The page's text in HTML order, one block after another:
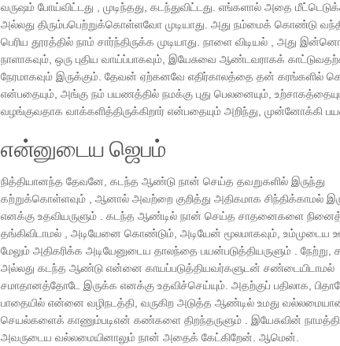
வருஷம் போய்விட்டது , முடிந்தது, கடந்துவிட்டது. எங்களால் அதை
அல்லது திரும்பபெற்றுக்கொள்ளவோ முடியாது. அது நம்மைக் கொண்டு
பெரிய தூரத்தில் நாம் சார்ந்திருக்க முடியாது. நாளை விடியல் , அது
நாளாகவும், ஒரு புதிய வாய்ப்பாகவும், இயேசுவை ஆண்டவராகக்
நேரமாகவும் இருக்கும். தேவன் ஏற்கனவே எதிர்காலத்தை தன் கரங்களில்
என்பதையும், அங்கு நம் பயணத்தில் நமக்கு புது பெலனையும்,
வழங்குவதாக வாக்களித்திருக்கிறார் என்பதையும் அறிந்து, முன்னோக்கி
என்னுடைய ஜெபம்
நித்தியானந்த தேவனே, கடந்த ஆண்டு நான் செய்த தவறுகளில் இருந்து
கற்றுக்கொள்ளவும் , ஆனால் அவற்றை குறித்து அதிகமாக சிந்திக்காமல்
எனக்கு உதவியருளும் . கடந்த ஆண்டில் நான் செய்த சாதனைகளை
தங்கிவிடாமல் , அடியேனை கொண்டும், அடியேன் மூலமாகவும், உம்முடைய
மேலும் அதிகரிக்க அடியேனுடைய தாலந்தை பயன்படுத்தியருளும் . நேற்று,
அல்லது கடந்த ஆண்டு என்னை காயப்படுத்தியவர்களுடன் சண்டையிடாமல்
சமாதானத்தோடே இருக்க எனக்கு உதவிச்செய்யும். அதற்குப் பதிலாக,
பாதையில் என்னை வழிநடத்தி, வருகிற அடுத்த ஆண்டில் உமது
செயல்களைக் காணும்படிஎன் கண்களை திறந்தருளும் . இயேசுவின்
அவருடைய வல்லமையினாலும் நான் அதைக் கேட்கிறேன். ஆமென்.